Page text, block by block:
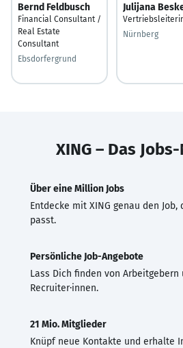
Bernd Feldbusch
Financial Consultant /
Real Estate
Consultant
Ebsdorfergrund
Julijana
Nürnberg
XING – Das
Über eine Million Jobs
Entdecke mit XING genau den
passt.
Persönliche Job-Angebote
Lass Dich finden von Arbeitgebern
Recruiter·innen.
21 Mio. Mitglieder
Knüpf neue Kontakte und erhalte